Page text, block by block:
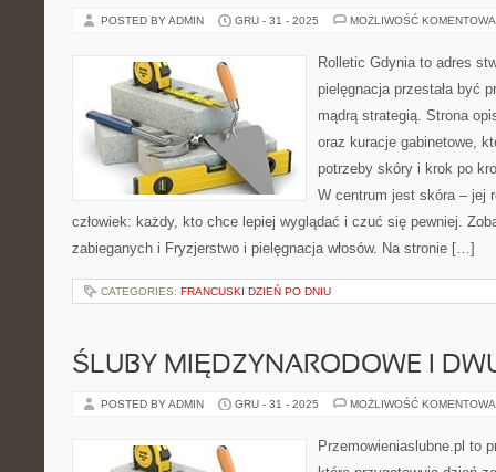
POSTED BY ADMIN GRU - 31 - 2025 MOŻLIWOŚĆ
Rolletic Gdynia to adres
pielęgnacja przestała być
mądrą strategią. Strona
oraz kuracje gabinetowe,
potrzeby skóry i krok po
W centrum jest skóra – jej
człowiek: każdy, kto chce lepiej wyglądać i czuć się pewniej.
zabieganych i Fryzjerstwo i pielęgnacja włosów. Na stronie […]
CATEGORIES: FRANCUSKI DZIEŃ PO DNIU
ŚLUBY MIĘDZYNARODOWE I
POSTED BY ADMIN GRU - 31 - 2025 MOŻLIWOŚĆ
Przemowieniaslubne.pl to